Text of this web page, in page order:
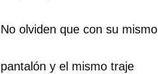
No olviden que con su mismo
pantalón y el mismo traje